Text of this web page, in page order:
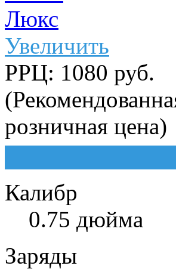
Увеличить
РРЦ: 1080 руб.
розничная цена)
Калибр
0.75 дюйма
Заряды